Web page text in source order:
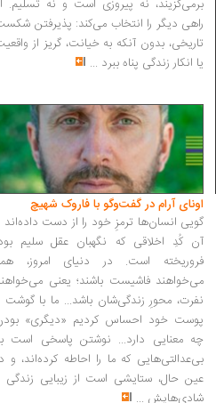
برمی‌گزیند، نه پیروزی است و نه تسلیم.
راهی دیگر را انتخاب می‌کند: پذیرفتن
تاریخی، بدون آنکه به خیانت، گریز از
یا انکار زندگی پناه ببرد ...
اونای آرام در گفت‌وگو با فاروک شهیچ‭
گویی انسان‌ها ترمزِ خود را از دست داده‌اند
آن کُدِ اخلاقی که نگهبان عقل سلیم
فروریخته است. در دنیای امروز،
می‌خواهند فاشیست باشند؛ یعنی
نفرت، محورِ زندگی‌شان باشد... ما با گوشت
پوست خود احساس کردیم «دیگری»
چه معنایی دارد... نوشتن پاسخی است
بی‌عدالتی‌هایی که ما را احاطه کرده‌اند، و
عین حال، ستایشی است از زیبایی زندگی
شادی‌هایش ...